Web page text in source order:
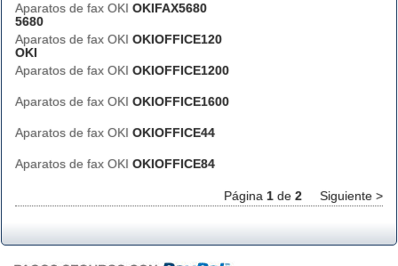
Aparatos de fax OKI OKIFAX5680
5680
Aparatos de fax OKI OKIOFFICE120
OKI
Aparatos de fax OKI OKIOFFICE1200
Aparatos de fax OKI OKIOFFICE1600
Aparatos de fax OKI OKIOFFICE44
Aparatos de fax OKI OKIOFFICE84
Página 1 de 2 Siguiente >